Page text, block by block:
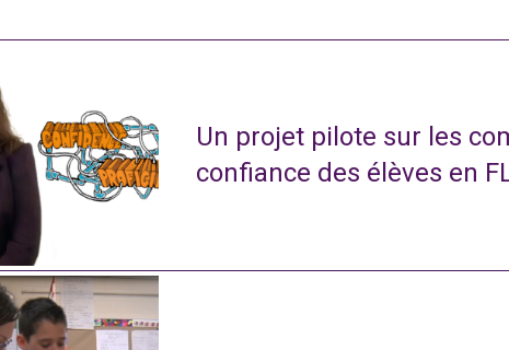
Un projet pilote sur les
confiance des élèves en